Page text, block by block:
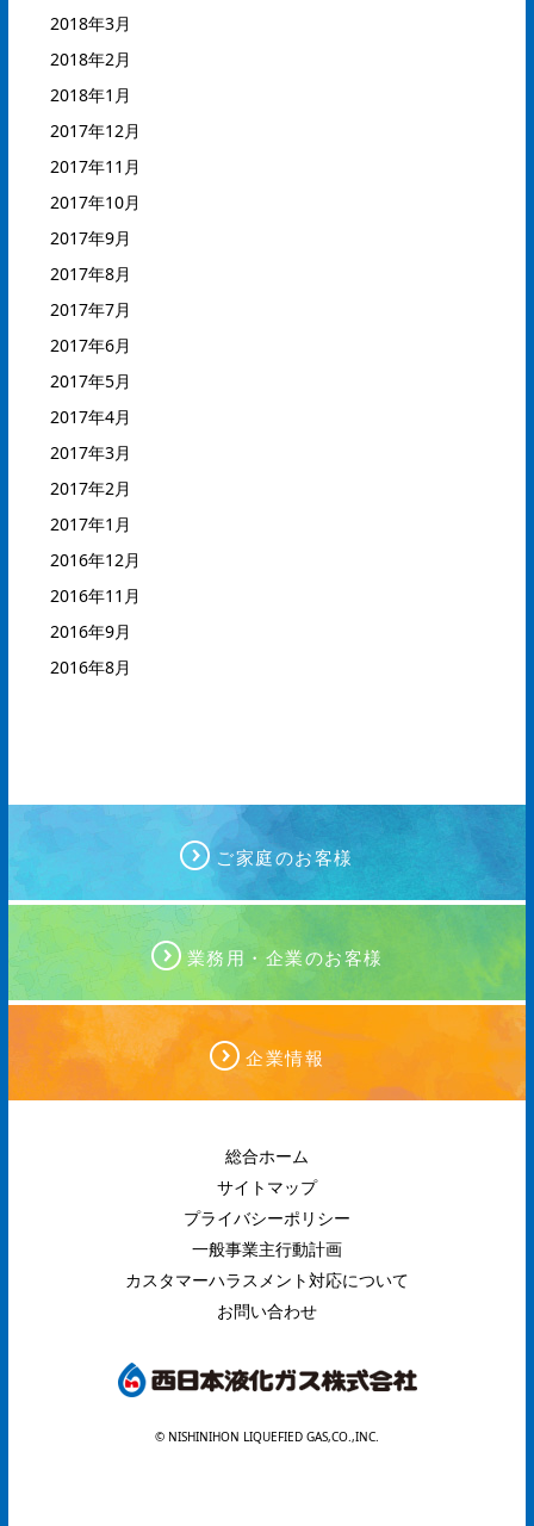
2018年3月
2018年2月
2018年1月
2017年12月
2017年11月
2017年10月
2017年9月
2017年8月
2017年7月
2017年6月
2017年5月
2017年4月
2017年3月
2017年2月
2017年1月
2016年12月
2016年11月
2016年9月
2016年8月
ご家庭のお客様
業務用・企業のお客様
企業情報
総合ホーム
サイトマップ
プライバシーポリシー
一般事業主行動計画
カスタマーハラスメント対応について
お問い合わせ
© NISHINIHON LIQUEFIED GAS,CO.,INC.